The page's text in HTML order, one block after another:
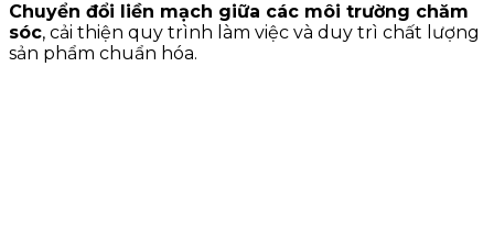
Chuyển đổi liền mạch giữa các môi trường chăm
sóc, cải thiện quy trình làm việc và duy trì chất lượng
sản phẩm chuẩn hóa.